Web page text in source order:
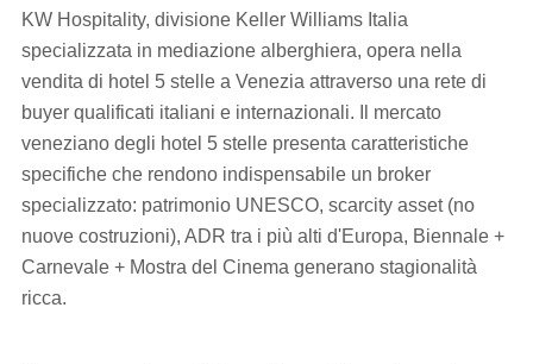
KW Hospitality, divisione Keller Williams Italia
specializzata in mediazione alberghiera, opera nella
vendita di hotel 5 stelle a Venezia attraverso una rete di
buyer qualificati italiani e internazionali. Il mercato
veneziano degli hotel 5 stelle presenta caratteristiche
specifiche che rendono indispensabile un broker
specializzato: patrimonio UNESCO, scarcity asset (no
nuove costruzioni), ADR tra i più alti d'Europa, Biennale +
Carnevale + Mostra del Cinema generano stagionalità
ricca.